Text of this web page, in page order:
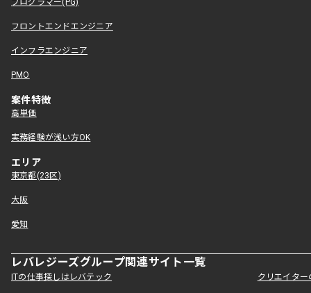
プログラマー(PG)
フロントエンドエンジニア
インフラエンジニア
PMO
案件特徴
高単価
実務経験が浅い方OK
エリア
東京都(23区)
大阪
愛知
レバレジーズグループ関連サイト一覧
ITの仕事探しはレバテック クリエイタ